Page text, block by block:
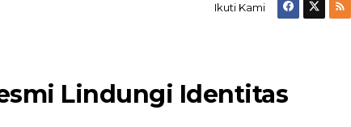
Ikuti Kami
Lindungi Identitas